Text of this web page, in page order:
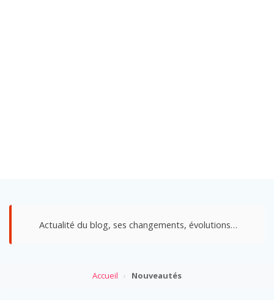
Actualité du blog, ses changements, évolutions…
Accueil › Nouveautés